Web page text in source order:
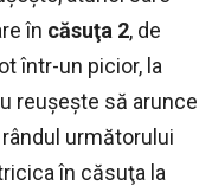
în căsuţa 2, de
într-un picior, la
reuşeşte să arunce
următorului
în căsuţa la